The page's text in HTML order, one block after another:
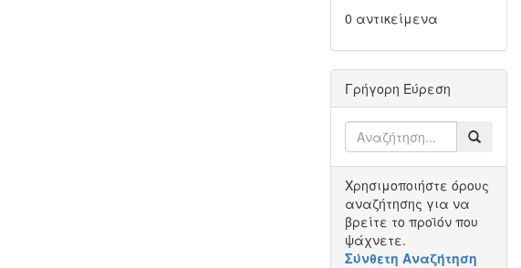
0 αντικείμενα
Γρήγορη Εύρεση
Χρησιμοποιήστε όρους
αναζήτησης για να
βρείτε το προϊόν που
ψάχνετε.
Σύνθετη Αναζήτηση